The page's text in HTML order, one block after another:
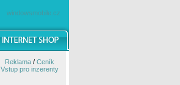
windowsmobile.cz
Reklama/ Ceník
Vstup pro inzerenty